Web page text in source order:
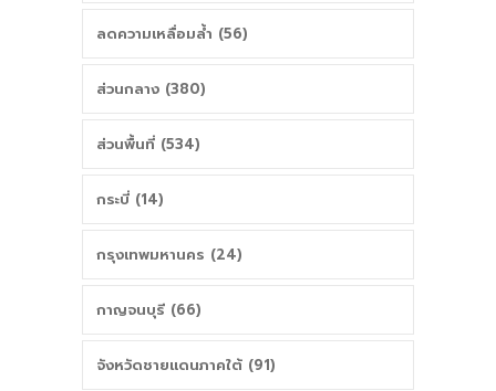
ลดความเหลื่อมล้ำ (56)
ส่วนกลาง (380)
ส่วนพื้นที่ (534)
กระบี่ (14)
กรุงเทพมหานคร (24)
กาญจนบุรี (66)
จังหวัดชายแดนภาคใต้ (91)